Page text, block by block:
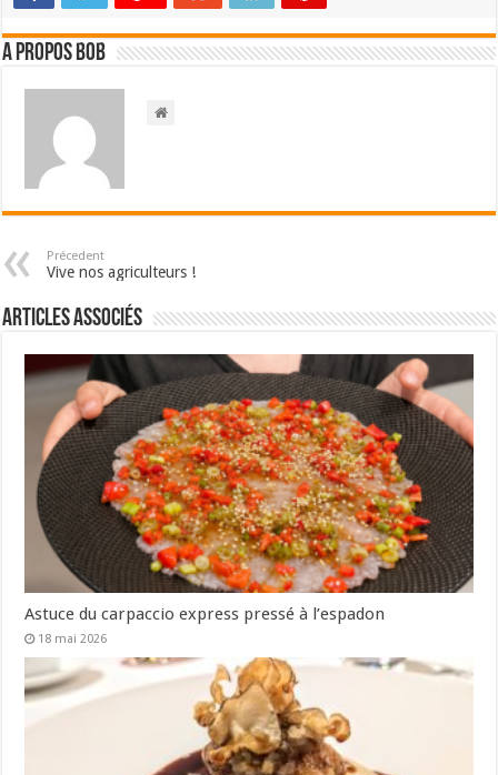
A propos bOb
Précedent
Vive nos agriculteurs !
Articles associés
Astuce du carpaccio express pressé à l’espadon
18 mai 2026